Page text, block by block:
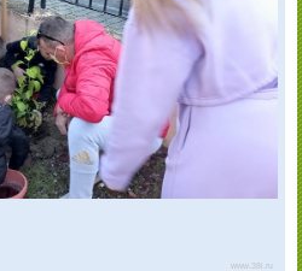
www.38i.ru